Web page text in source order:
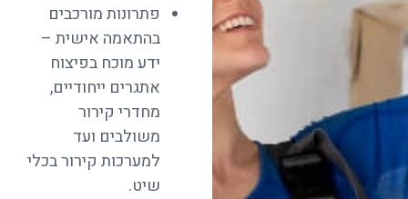
פתרונות מורכבים
בהתאמה אישית –
ידע מוכח בפיצוח
אתגרים ייחודיים,
מחדרי קירור
משולבים ועד
למערכות קירור בכלי
שיט.